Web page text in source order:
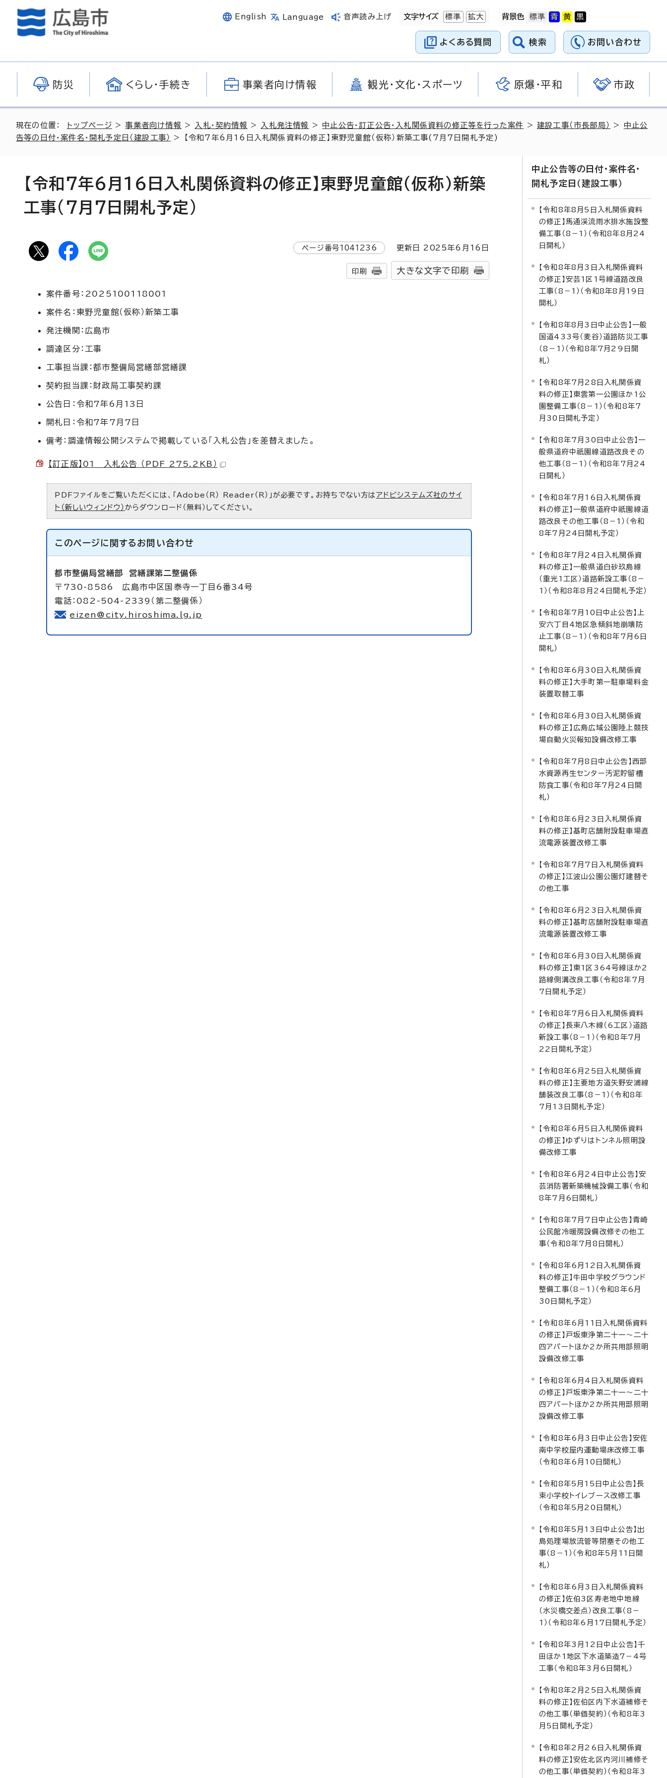
English Language 音声読み上げ 文字サイズ 標準 拡大 背景色
よくある質問 検索 お問い合わせ
防災 くらし・手続き 事業者向け情報 観光・文化・スポーツ 原爆・平和 市政
現在の位置： トップページ >事業者向け情報 > 入札・契約情報 > 入札発注情報 > 中止公告・訂正公告・入札関係資料の修正等を行った案件 >建設工事（市長部局） > 中止公
告等の日付・案件名・開札予定日（建設工事）
> 【令和7年6月16日入札関係資料の修正】東野児童館（仮称）新築工事(7月7日開札予定)
【令和7年6月16日入札関係資料の修正】東野児童館（仮称）新築
工事(7月7日開札予定)
ページ番号1041236 更新日 2025年6月 16 日
印刷 大きな文字で印刷
案件番号：2025100118001
案件名：東野児童館（仮称）新築工事
発注機関：広島市
調達区分：工事
工事担当課：都市整備局営繕部営繕課
契約担当課：財政局工事契約課
公告日：令和7年6月13日
開札日：令和7年7月7日
備考：調達情報公開システムで掲載している「入札公告」を差替えました。
【訂正版】01 入札公告 （PDF 275.2KB）
PDFファイルをご覧いただくには、「Adobe（R） Reader（R）」が必要です。お持ちでない方は アドビシステムズ社のサイ
ト（新しいウィンドウ） からダウンロード（無料）してください。
このページに関する お問い合わせ
都市整備局営繕部 営繕課第二整備係
〒730-8586 広島市中区国泰寺一丁目6番34号
電話：082-504-2339（第二整備係）
eizen@city.hiroshima.lg.jp
中止公告等の日付・案件名・
開札予定日（建設工事）
【令和8年8月5日入札関係資料
の修正】馬通渓流雨水排水施設整
備工事（8－1）（令和8年8月24
日開札）
【令和8年8月3日入札関係資料
の修正】安芸1区1号線道路改良
工事（8－1）（令和8年8月19日
開札）
【令和8年8月3日中止公告】一般
国道433号（麦谷）道路防災工事
（8－1）（令和8年7月29日開
札）
【令和8年7月28日入札関係資
料の修正】東雲第一公園ほか1公
園整備工事（8－1）（令和8年7
月30日開札予定）
【令和8年7月30日中止公告】一
般県道府中祇園線道路改良その
他工事（8－1）（令和8年7月24
日開札）
【令和8年7月16日入札関係資
料の修正】一般県道府中祇園線道
路改良その他工事（8－1）（令和
8年7月24日開札予定）
【令和8年7月24日入札関係資
料の修正】一般県道白砂玖島線
（重光1工区）道路新設工事（8－
1）（令和8年8月24日開札予定）
【令和8年7月10日中止公告】上
安六丁目4地区急傾斜地崩壊防
止工事（8－1）（令和8年7月6日
開札）
【令和8年6月30日入札関係資
料の修正】大手町第一駐車場料金
装置取替工事
【令和8年6月30日入札関係資
料の修正】広島広域公園陸上競技
場自動火災報知設備改修工事
【令和8年7月8日中止公告】西部
水資源再生センター汚泥貯留槽
防食工事（令和8年7月24日開
札）
【令和8年6月23日入札関係資
料の修正】基町店舗附設駐車場直
流電源装置改修工事
【令和8年7月7日入札関係資料
の修正】江波山公園公園灯建替そ
の他工事
【令和8年6月23日入札関係資
料の修正】基町店舗附設駐車場直
流電源装置改修工事
【令和8年6月30日入札関係資
料の修正】東1区364号線ほか2
路線側溝改良工事（令和8年7月
7日開札予定）
【令和8年7月6日入札関係資料
の修正】長束八木線（6工区）道路
新設工事（8－1）（令和8年7月
22日開札予定）
【令和8年6月25日入札関係資
料の修正】主要地方道矢野安浦線
舗装改良工事（8－1）（令和8年
7月13日開札予定）
【令和8年6月5日入札関係資料
の修正】ゆずりはトンネル照明設
備改修工事
【令和8年6月24日中止公告】安
芸消防署新築機械設備工事（令和
8年7月6日開札）
【令和8年7月7日中止公告】青崎
公民館冷暖房設備改修その他工
事（令和8年7月8日開札）
【令和8年6月12日入札関係資
料の修正】牛田中学校グラウンド
整備工事（8－1）（令和8年6月
30日開札予定）
【令和8年6月11日入札関係資料
の修正】戸坂東浄第二十一～二十
四アパートほか2か所共用部照明
設備改修工事
【令和8年6月4日入札関係資料
の修正】戸坂東浄第二十一～二十
四アパートほか2か所共用部照明
設備改修工事
【令和8年6月3日中止公告】安佐
南中学校屋内運動場床改修工事
（令和8年6月10日開札）
【令和8年5月15日中止公告】長
束小学校トイレブース改修工事
（令和8年5月20日開札）
【令和8年5月13日中止公告】出
島処理場放流管等閉塞その他工
事（8－1）（令和8年5月11日開
札）
【令和8年6月3日入札関係資料
の修正】佐伯3区寿老地中地線
（水災橋交差点）改良工事（8－
1）（令和8年6月17日開札予定）
【令和8年3月12日中止公告】千
田ほか1地区下水道築造7－4号
工事（令和8年3月6日開札）
【令和8年2月25日入札関係資
料の修正】佐伯区内下水道補修そ
の他工事（単価契約）（令和8年3
月5日開札予定）
【令和8年2月26日入札関係資
料の修正】安佐北区内河川補修そ
の他工事（単価契約）（令和8年3